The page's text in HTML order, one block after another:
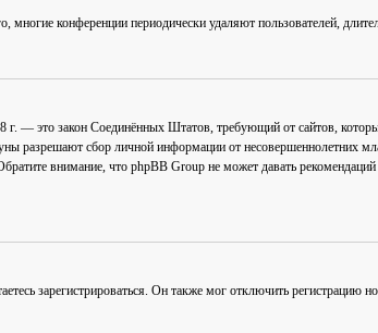
конференции периодически удаляют пользователей,
— это закон Соединённых Штатов, требующий от сайтов,
разрешают сбор личной информации от несовершеннолетних
внимание, что phpBB Group не может давать
зарегистрироваться. Он также мог отключить регистрацию